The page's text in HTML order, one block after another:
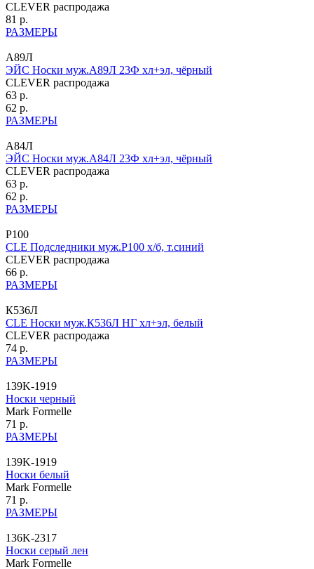
CLEVER распродажа
81 р.
РАЗМЕРЫ
А89Л
ЭЙС Носки муж.А89Л 23Ф хл+эл, чёрный
CLEVER распродажа
63 р.
62 р.
РАЗМЕРЫ
А84Л
ЭЙС Носки муж.А84Л 23Ф хл+эл, чёрный
CLEVER распродажа
63 р.
62 р.
РАЗМЕРЫ
P100
CLE Подследники муж.P100 х/б, т.синий
CLEVER распродажа
66 р.
РАЗМЕРЫ
К536Л
CLE Носки муж.К536Л НГ хл+эл, белый
CLEVER распродажа
74 р.
РАЗМЕРЫ
139K-1919
Носки черный
Mark Formelle
71 р.
РАЗМЕРЫ
139K-1919
Носки белый
Mark Formelle
71 р.
РАЗМЕРЫ
136K-2317
Носки серый лен
Mark Formelle